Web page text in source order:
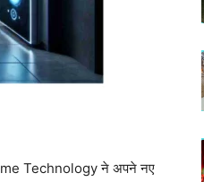
Technology ने अपने नए